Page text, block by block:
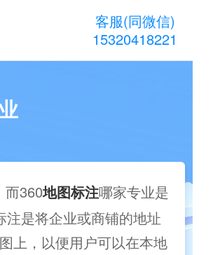
客服(同微信)
15320418221
而360地图标注哪家专业是
是将企业或商铺的地址
上，以便用户可以在本地